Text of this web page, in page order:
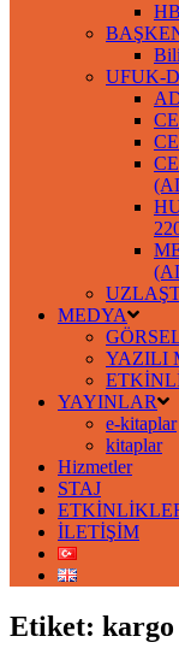
UFUK-
MEDYA
YAZILI
YAYINLAR
e-kitaplar
kitaplar
Hizmetler
STAJ
İLETİŞİM
Etiket: kargo